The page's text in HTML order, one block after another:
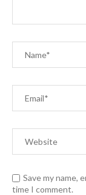
Save my name,
time I comment.